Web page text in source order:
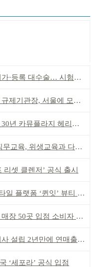
대수술… 시험자료 공용 허용
제기관장, 서울에 모인다
카뮤플라지 헤리티지 담아
교육, 위생교육과 다르다”
리셋 클렌저’ 공식 출시
플랫폼 ‘퀸잇’ 뷰티 성장세
50곳 입점 소비자 접점 강화
립 2년만에 연매출 120억 돌파
‘세포라’ 공식 입점